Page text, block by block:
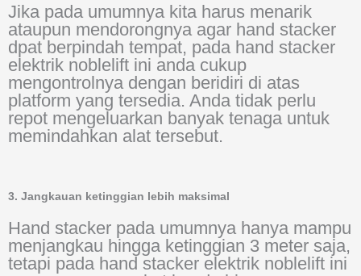
Jika pada umumnya kita harus menarik
ataupun mendorongnya agar hand stacker
dpat berpindah tempat, pada hand stacker
elektrik noblelift ini anda cukup
mengontrolnya dengan beridiri di atas
platform yang tersedia. Anda tidak perlu
repot mengeluarkan banyak tenaga untuk
memindahkan alat tersebut.
3. Jangkauan ketinggian lebih maksimal
Hand stacker pada umumnya hanya mampu
menjangkau hingga ketinggian 3 meter saja,
tetapi pada hand stacker elektrik noblelift ini